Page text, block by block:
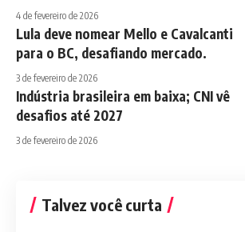
4 de fevereiro de 2026
Lula deve nomear Mello e Cavalcanti
para o BC, desafiando mercado.
3 de fevereiro de 2026
Indústria brasileira em baixa; CNI vê
desafios até 2027
3 de fevereiro de 2026
Talvez você curta